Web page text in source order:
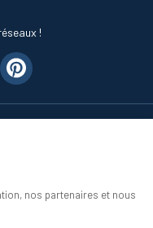
nos partenaires et nous
!